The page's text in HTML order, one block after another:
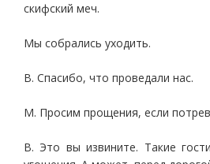
скифский меч.
Мы собрались уходить.
В. Спасибо, что проведали нас.
М. Просим прощения, если
В. Это вы извините. Такие